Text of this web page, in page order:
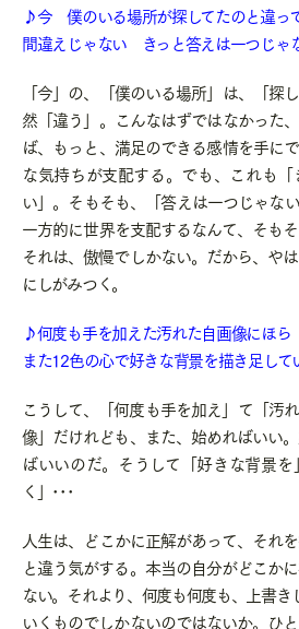
♪今 僕のいる場所が探してたのと違っ
間違えじゃない きっと答えは一つじゃ
「今」の、「僕のいる場所」は、「探
然「違う」。こんなはずではなかった
ば、もっと、満足のできる感情を手に
な気持ちが支配する。でも、これも
い」。そもそも、「答えは一つじゃな
一方的に世界を支配するなんて、そも
それは、傲慢でしかない。だから、や
にしがみつく。
♪何度も手を加えた汚れた自画像にほら
また12色の心で好きな背景を描き足して
こうして、「何度も手を加え」て「汚
像」だけれども、また、始めればいい
ばいいのだ。そうして「好きな背景
く」･･･
人生は、どこかに正解があって、それ
と違う気がする。本当の自分がどこか
ない。それより、何度も何度も、上書き
いくものでしかないのではないか。ひ